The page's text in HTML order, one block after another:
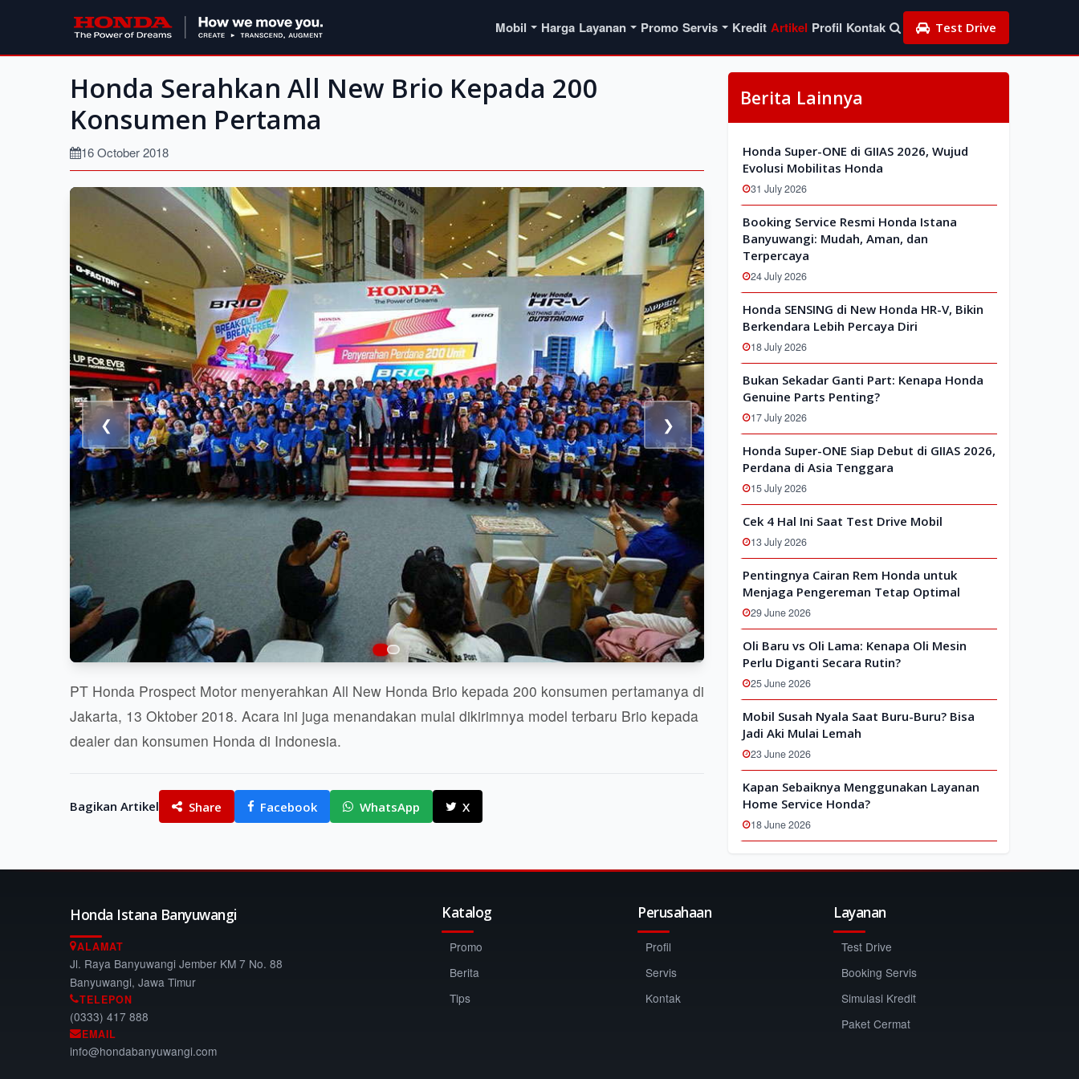
Mobil Harga Layanan Promo Servis Kredit Artikel Profil Kontak Test Drive
Honda Serahkan All New Brio Kepada 200
Konsumen Pertama
16 October 2018
❮ ❯
PT Honda Prospect Motor menyerahkan All New Honda Brio kepada 200 konsumen pertamanya di
Jakarta, 13 Oktober 2018. Acara ini juga menandakan mulai dikirimnya model terbaru Brio kepada
dealer dan konsumen Honda di Indonesia.
Bagikan Artikel Share Facebook WhatsApp X
Berita Lainnya
Honda Super-ONE di GIIAS 2026, Wujud
Evolusi Mobilitas Honda
31 July 2026
Booking Service Resmi Honda Istana
Banyuwangi: Mudah, Aman, dan
Terpercaya
24 July 2026
Honda SENSING di New Honda HR-V, Bikin
Berkendara Lebih Percaya Diri
18 July 2026
Bukan Sekadar Ganti Part: Kenapa Honda
Genuine Parts Penting?
17 July 2026
Honda Super-ONE Siap Debut di GIIAS 2026,
Perdana di Asia Tenggara
15 July 2026
Cek 4 Hal Ini Saat Test Drive Mobil
13 July 2026
Pentingnya Cairan Rem Honda untuk
Menjaga Pengereman Tetap Optimal
29 June 2026
Oli Baru vs Oli Lama: Kenapa Oli Mesin
Perlu Diganti Secara Rutin?
25 June 2026
Mobil Susah Nyala Saat Buru-Buru? Bisa
Jadi Aki Mulai Lemah
23 June 2026
Kapan Sebaiknya Menggunakan Layanan
Home Service Honda?
18 June 2026
Honda Istana Banyuwangi
ALAMAT
Jl. Raya Banyuwangi Jember KM 7 No. 88
Banyuwangi, Jawa Timur
TELEPON
(0333) 417 888
EMAIL
info@hondabanyuwangi.com
Katalog
Promo
Berita
Tips
Perusahaan
Profil
Servis
Kontak
Layanan
Test Drive
Booking Servis
Simulasi Kredit
Paket Cermat